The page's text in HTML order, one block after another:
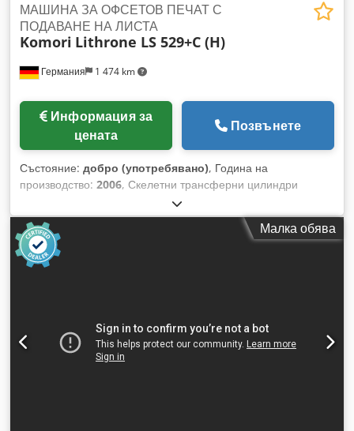
Германия 1 474 km
МАШИНА ЗА ОФСЕТОВ ПЕЧАТ С
ПОДАВАНЕ НА ЛИСТА
Komori Lithrone LS 529+C (H)
Информация за
цената
Позвънете
Състояние: добро (употребявано), Година на
производство: 2006, Скелетни трансферни цилиндри
Komorimatic овлажняваща система PDCS II: Спектрална
измервателна и контролна техника KMS 4 - Komori система
за мониторинг PQC-S: Техника за управление и контрол
Djdpfxjy Hwyuo Aa Tjkr KHS-AL: Мениджмънт + регистър
AMR (автоматична подготовка) FAPC: Напълно автоматичен
гумени платна Система за измиване на мастилни валяци
Grafix прахова инсталация Повдигнато Автоматично
настройване на формат Technotrans Alpha C. охлаждане
Малка обява